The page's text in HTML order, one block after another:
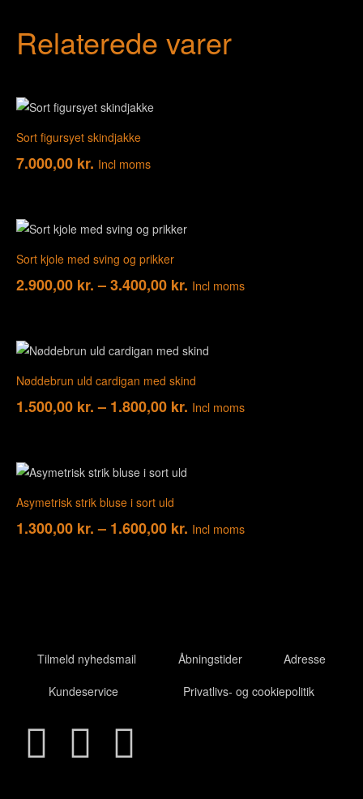
Relaterede varer
Sort figursyet skindjakke
7.000,00 kr. Incl moms
Sort kjole med sving og prikker
2.900,00 kr. –3.400,00 kr. Incl moms
Nøddebrun uld cardigan med skind
1.500,00 kr. – 1.800,00 kr. Incl moms
Asymetrisk strik bluse i sort uld
1.300,00 kr. – 1.600,00 kr. Incl moms
Tilmeld nyhedsmail Åbningstider
Adresse
Kundeservice
Privatlivs- og cookiepolitik